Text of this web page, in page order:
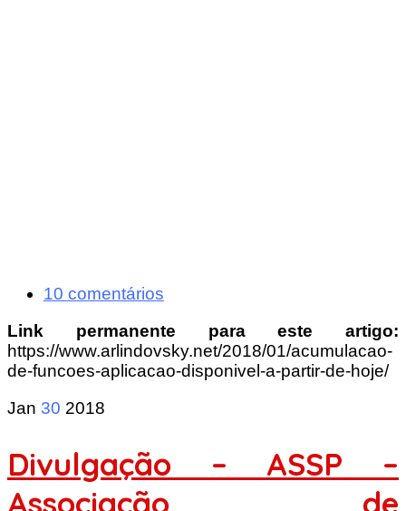
10 comentários
Link permanente para este artigo:
https://www.arlindovsky.net/2018/01/acumulacao-
de-funcoes-aplicacao-disponivel-a-partir-de-hoje/
Jan 30 2018
Divulgação – ASSP –
Associação de